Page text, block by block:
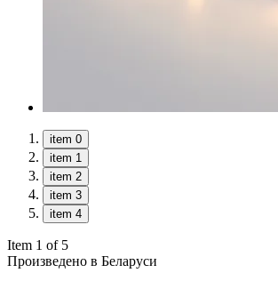
item 0
item 1
item 2
item 3
item 4
Item 1 of 5
Произведено в Беларуси